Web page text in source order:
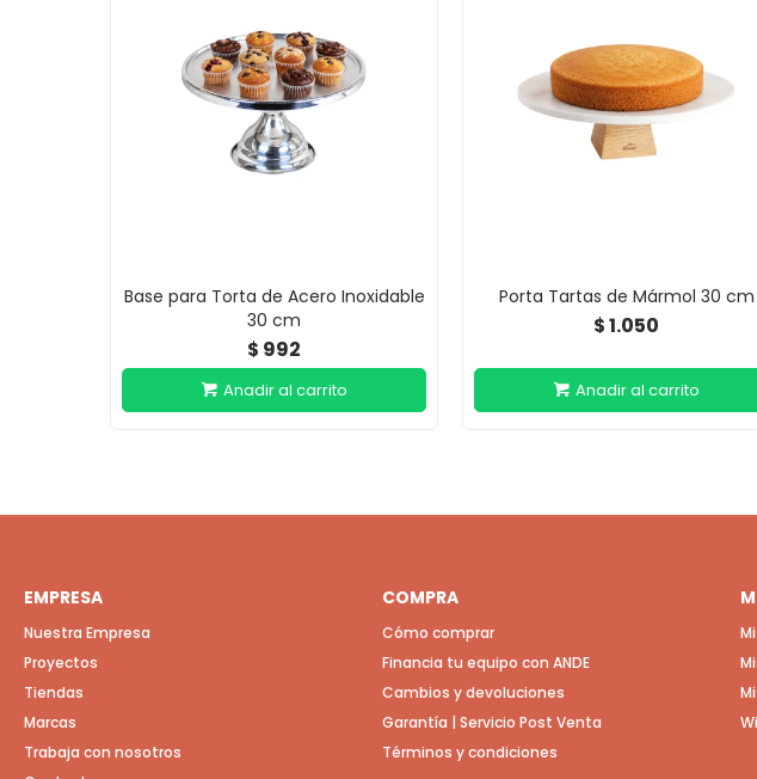
Base para Torta de Acero Inoxidable
30 cm
$ 992
Porta Tartas de Mármol 30 cm
$1.050
EMPRESA
Nuestra Empresa
Proyectos
Tiendas
Marcas
Trabaja con nosotros
COMPRA
Cómo comprar
Financia tu equipo con ANDE
Cambios y devoluciones
Garantía | Servicio Post Venta
Términos y condiciones